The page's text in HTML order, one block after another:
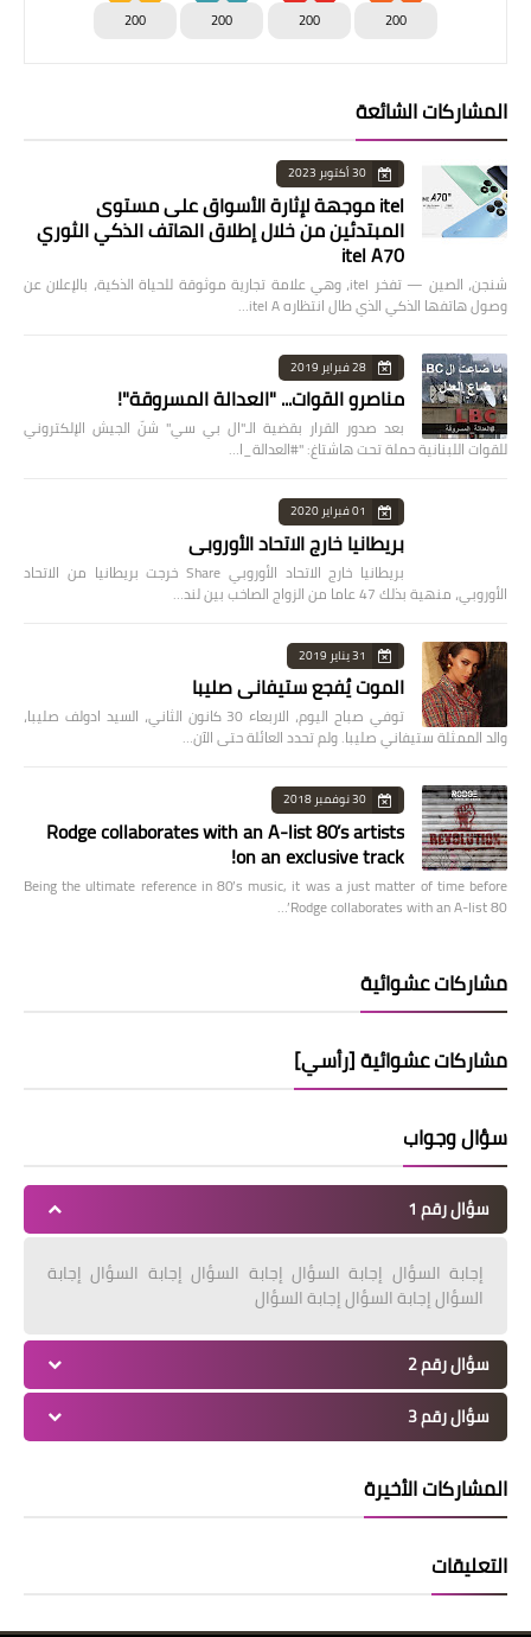
200
200
200
200
المشاركات الشائعة
30 أكتوبر 2023
itel موجهة لإثارة الأسواق على مستوى
المبتدئين من خلال إطلاق الهاتف الذكي الثوري
itel A70
شنجن، الصين — تفخر itel، وهي علامة تجارية موثوقة للحياة الذكية، بالإعلان عن
وصول هاتفها الذكي الذي طال انتظاره itel A…
28 فبراير 2019
مناصرو القوات... "العدالة المسروقة"!
بعد صدور القرار بقضية الـ"ال بي سي" شنّ الجيش الإلكتروني
للقوات اللبنانية حملة تحت هاشتاغ: "#العدالة_ا…
01 فبراير 2020
بريطانيا خارج الاتحاد الأوروبي
بريطانيا خارج الاتحاد الأوروبي Share خرجت بريطانيا من الاتحاد
الأوروبي، منهية بذلك 47 عاما من الزواج الصاخب بين لند…
31 يناير 2019
الموت يُفجع ستيفاني صليبا
توفي صباح اليوم، الاربعاء 30 كانون الثاني، السيد ادولف صليبا،
والد الممثلة ستيفاني صليبا. ولم تحدد العائلة حتى الآن…
30 نوفمبر 2018
Rodge collaborates with an A-list 80’s artists
on an exclusive track!
Being the ultimate reference in 80’s music, it was a just matter of time before
Rodge collaborates with an A-list 80’…
مشاركات عشوائية
مشاركات عشوائية [رأسي]
سؤال وجواب
سؤال رقم 1
إجابة السؤال إجابة السؤال إجابة السؤال إجابة السؤال إجابة
السؤال إجابة السؤال إجابة السؤال
سؤال رقم 2
سؤال رقم 3
المشاركات الأخيرة
التعليقات